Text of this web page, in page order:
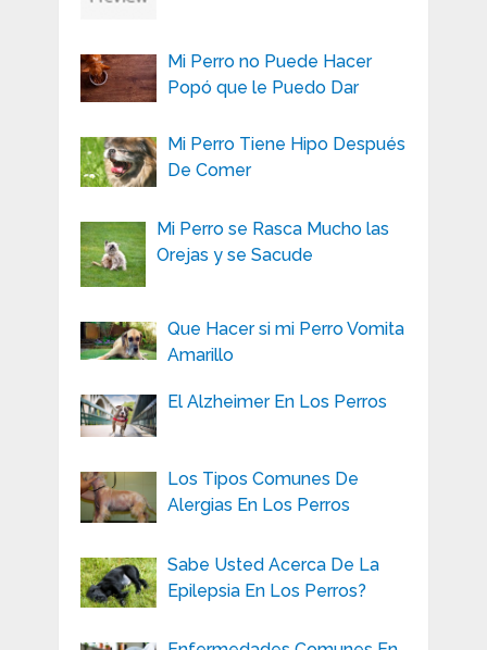
Mi Perro no Puede Hacer
Popó que le Puedo Dar
Mi Perro Tiene Hipo Después
De Comer
Mi Perro se Rasca Mucho las
Orejas y se Sacude
Que Hacer si mi Perro Vomita
Amarillo
El Alzheimer En Los Perros
Los Tipos Comunes De
Alergias En Los Perros
Sabe Usted Acerca De La
Epilepsia En Los Perros?